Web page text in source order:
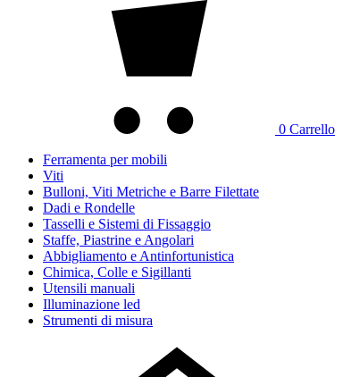
0 Carrello
Ferramenta per mobili
Viti
Bulloni, Viti Metriche e Barre Filettate
Dadi e Rondelle
Tasselli e Sistemi di Fissaggio
Staffe, Piastrine e Angolari
Abbigliamento e Antinfortunistica
Chimica, Colle e Sigillanti
Utensili manuali
Illuminazione led
Strumenti di misura